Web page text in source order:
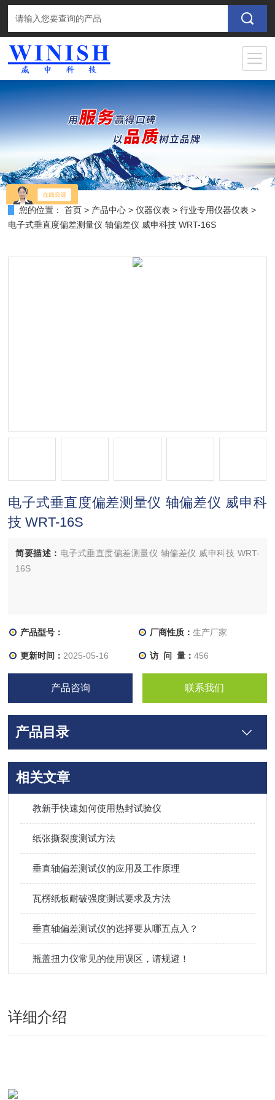
您的位置： 首页 > 产品中心 >仪器仪表 >行业专用仪器仪表 >
电子式垂直度偏差测量仪 轴偏差仪 威申科技 WRT-16S
电子式垂直度偏差测量仪 轴偏差仪 威申科
技 WRT-16S
简要描述： 电子式垂直度偏差测量仪 轴偏差仪 威申科技 WRT-
16S
产品型号： 厂商性质： 生产厂家
更新时间： 2025-05-16 访 问 量： 456
产品咨询 联系我们
产品目录
相关文章
教新手快速如何使用热封试验仪
纸张撕裂度测试方法
垂直轴偏差测试仪的应用及工作原理
瓦楞纸板耐破强度测试要求及方法
垂直轴偏差测试仪的选择要从哪五点入？
瓶盖扭力仪常见的使用误区，请规避！
详细介绍